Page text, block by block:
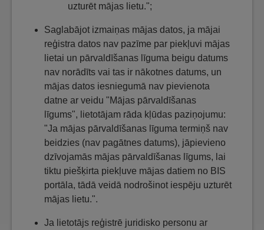
uzturēt mājas lietu.";
Saglabājot izmaiņas mājas datos, ja mājai
reģistra datos nav pazīme par piekļuvi mājas
lietai un pārvaldīšanas līguma beigu datums
nav norādīts vai tas ir nākotnes datums, un
mājas datos iesniegumā nav pievienota
datne ar veidu "Mājas pārvaldīšanas
līgums", lietotājam rāda kļūdas paziņojumu:
"Ja mājas pārvaldīšanas līguma termiņš nav
beidzies (nav pagātnes datums), jāpievieno
dzīvojamās mājas pārvaldīšanas līgums, lai
tiktu piešķirta piekļuve mājas datiem no BIS
portāla, tādā veidā nodrošinot iespēju uzturēt
mājas lietu.".
Ja lietotājs reģistrē juridisko personu ar